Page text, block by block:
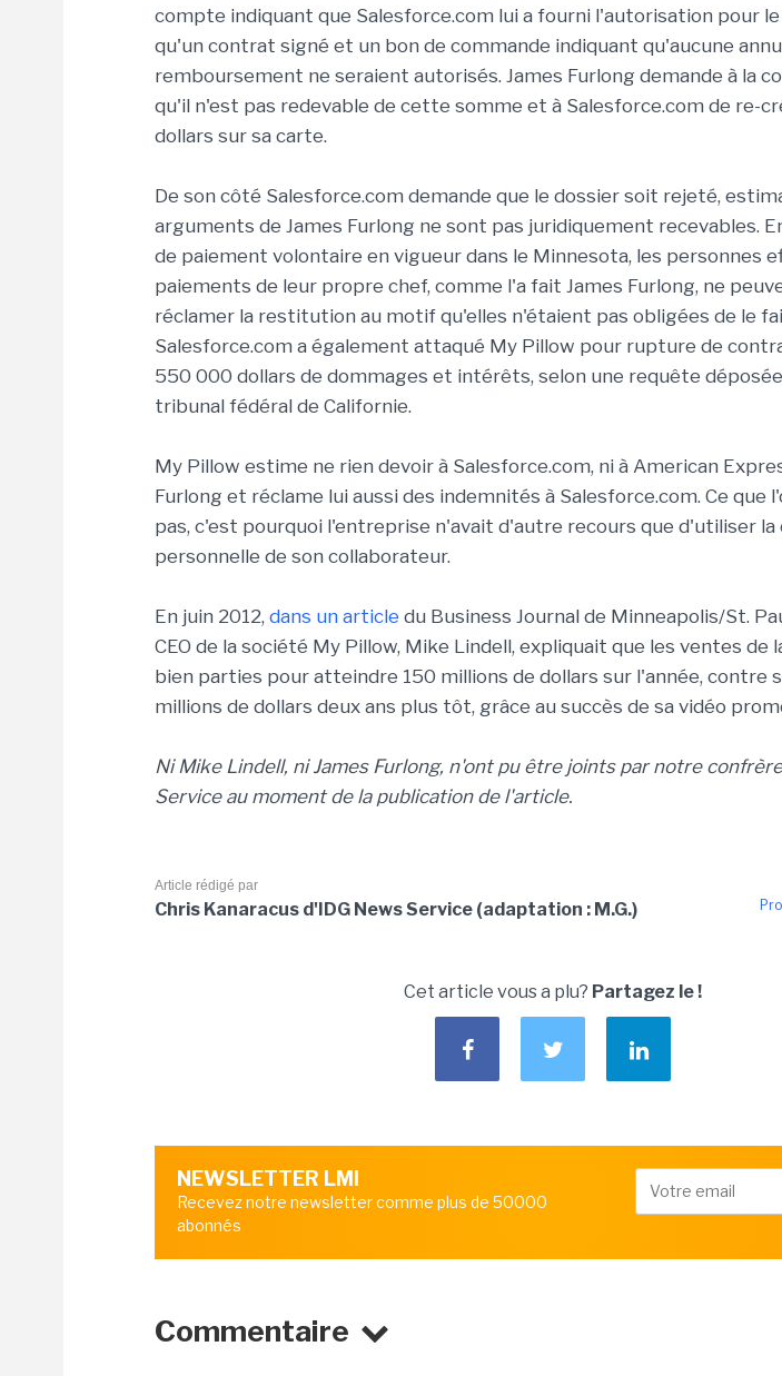
compte indiquant que Salesforce.com lui a fourni l'autorisation pour
qu'un contrat signé et un bon de commande indiquant qu'aucune
remboursement ne seraient autorisés. James Furlong demande à la
qu'il n'est pas redevable de cette somme et à Salesforce.com de re-
dollars sur sa carte.
De son côté Salesforce.com demande que le dossier soit rejeté,
arguments de James Furlong ne sont pas juridiquement recevables.
de paiement volontaire en vigueur dans le Minnesota, les personnes
paiements de leur propre chef, comme l'a fait James Furlong, ne
réclamer la restitution au motif qu'elles n'étaient pas obligées de le
Salesforce.com a également attaqué My Pillow pour rupture de
550 000 dollars de dommages et intérêts, selon une requête
tribunal fédéral de Californie.
My Pillow estime ne rien devoir à Salesforce.com, ni à American
Furlong et réclame lui aussi des indemnités à Salesforce.com. Ce que
pas, c'est pourquoi l'entreprise n'avait d'autre recours que d'utiliser
personnelle de son collaborateur.
En juin 2012, dans un article du Business Journal de Minneapolis/St.
CEO de la société My Pillow, Mike Lindell, expliquait que les ventes de
bien parties pour atteindre 150 millions de dollars sur l'année, contre
millions de dollars deux ans plus tôt, grâce au succès de sa vidéo
Ni Mike Lindell, ni James Furlong, n'ont pu être joints par notre
Service au moment de la publication de l'article.
Article rédigé par
Chris Kanaracus d'IDG News Service (adaptation : M.G.)
Cet article vous a plu? Partagez le !
NEWSLETTER LMI
Recevez notre newsletter comme plus de 50000
abonnés
Commentaire